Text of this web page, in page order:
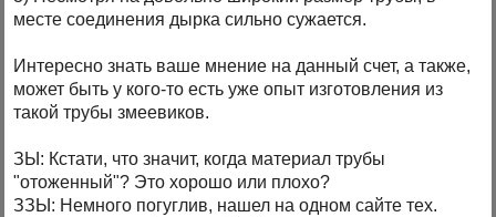
месте соединения дырка сильно сужается.
Интересно знать ваше мнение на данный счет, а также,
может быть у кого-то есть уже опыт изготовления из
такой трубы змеевиков.
ЗЫ: Кстати, что значит, когда материал трубы
"отоженный"? Это хорошо или плохо?
ЗЗЫ: Немного погуглив, нашел на одном сайте тех.